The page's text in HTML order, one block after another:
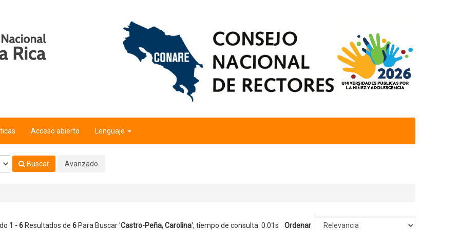
Acceso abierto Lenguaje
Buscar Avanzado
1 - 6Resultados de 6Para Buscar 'Castro-Peña, Carolina', tiempo de consulta: 0.01s Ordenar